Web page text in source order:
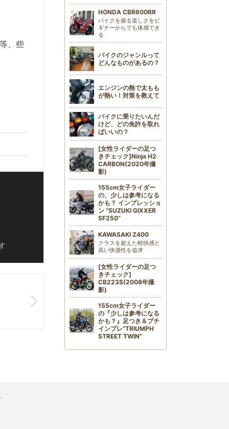
、些
HONDA CBR600RR
バイクを操る楽しさをビ
ギナーからでも体感でき
る
バイクのジャンルって
どんなものがあるの？
エンジンの熱で太もも
が熱い！対策を教えて
バイクに乗りたいんだ
けど、どの免許を取れ
ばいいの？
[女性ライダーの足つ
きチェック]Ninja H2
CARBON(2020年撮
影)
155cm女子ライダー
の、少しは参考になる
かも？ インプレッショ
ン “SUZUKI GIXXER
SF250”
KAWASAKI Z400
クラスを超えた軽快感と
高い快適性を追求
[女性ライダーの足つ
きチェック]
CB223S(2008年撮
影)
155cm女子ライダー
の『少しは参考になる
かも？』足つき＆プチ
インプレ“TRIUMPH
STREET TWIN”